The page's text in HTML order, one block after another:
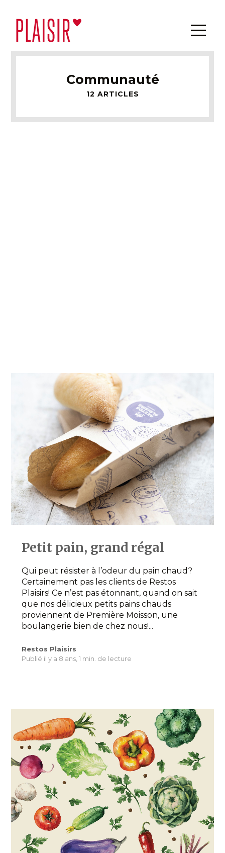
Communauté
12 ARTICLES
Petit pain, grand régal
Qui peut résister à l’odeur du pain chaud?
Certainement pas les clients de Restos
Plaisirs! Ce n’est pas étonnant, quand on sait
que nos délicieux petits pains chauds
proviennent de Première Moisson, une
boulangerie bien de chez nous!...
Restos Plaisirs
Publié il y a 8 ans, 1 min. de lecture